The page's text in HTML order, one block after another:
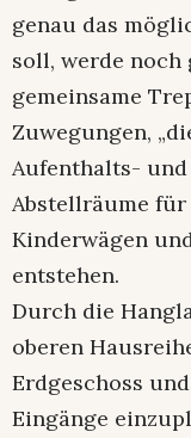
genau das
soll, werde
gemeinsame
Zuwegungen,
Aufenthalts-
Abstellräume
Kinderwägen
entstehen.
Durch die
oberen
Erdgeschoss
Eingänge